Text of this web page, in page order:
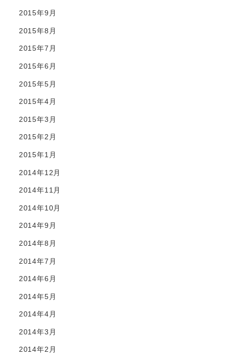
2015年9月
2015年8月
2015年7月
2015年6月
2015年5月
2015年4月
2015年3月
2015年2月
2015年1月
2014年12月
2014年11月
2014年10月
2014年9月
2014年8月
2014年7月
2014年6月
2014年5月
2014年4月
2014年3月
2014年2月